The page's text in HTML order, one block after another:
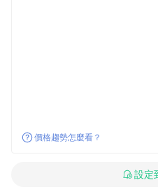
價格趨勢怎麼看？
設定